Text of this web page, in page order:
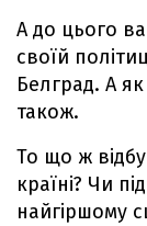
А до цього
своїй
Белград. А
також.
То що ж
країні? Чи
найгіршому